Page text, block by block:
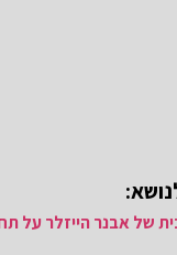
של אבנר הייזלר על